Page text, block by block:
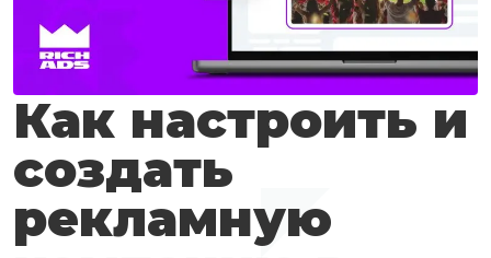
Как настроить и
создать
рекламную